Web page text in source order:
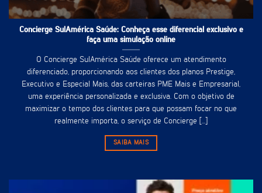
Concierge SulAmérica Saúde: Conheça esse diferencial exclusivo e
faça uma simulação online
O Concierge SulAmérica Saúde oferece um atendimento
diferenciado, proporcionando aos clientes dos planos Prestige,
Executivo e Especial Mais, das carteiras PME Mais e Empresarial,
uma experiência personalizada e exclusiva. Com o objetivo de
maximizar o tempo dos clientes para que possam focar no que
realmente importa, o serviço de Concierge [...]
SAIBA MAIS